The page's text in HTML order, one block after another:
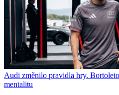
Audi změnilo pravidla hry.
mentalitu